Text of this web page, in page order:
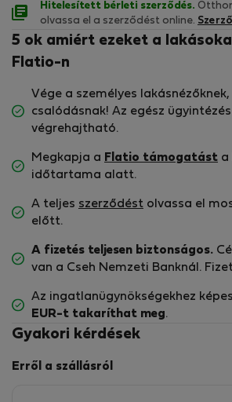
Hitelesített bérleti szerződés.
olvassa el a szerződést online.
5 ok amiért ezeket a
Flatio-n
Vége a személyes
csalódásnak! Az egész ügyintézés
végrehajtható.
Megkapja a Flatio támogatást a
időtartama alatt.
A teljes szerződést olvassa el
előtt.
A fizetés teljesen biztonságos.
van a Cseh Nemzeti Banknál.
Az ingatlanügynökségekhez
EUR-t takaríthat meg.
Gyakori kérdések
Erről a szállásról